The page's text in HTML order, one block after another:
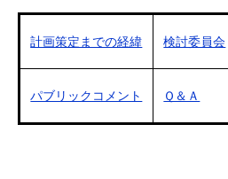
計画策定までの経緯 検討委員会
パブリックコメント Ｑ＆Ａ